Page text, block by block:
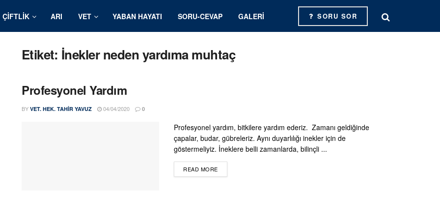
ÇIFTLIK ARI VET YABAN HAYATI SORU-CEVAP GALERI SORU SOR
Etiket: İnekler neden yardıma muhtaç
Profesyonel Yardım
BY VET. HEK. TAHIR YAVUZ 04/04/2020 0
Profesyonel yardım, bitkilere yardım ederiz. Zamanı geldiğinde
çapalar, budar, gübreleriz. Aynı duyarlılığı inekler için de
göstermeliyiz. İneklere belli zamanlarda, bilinçli ...
READ MOREDETAILS